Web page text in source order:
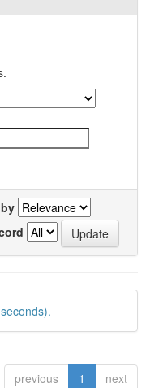
previous 1 next